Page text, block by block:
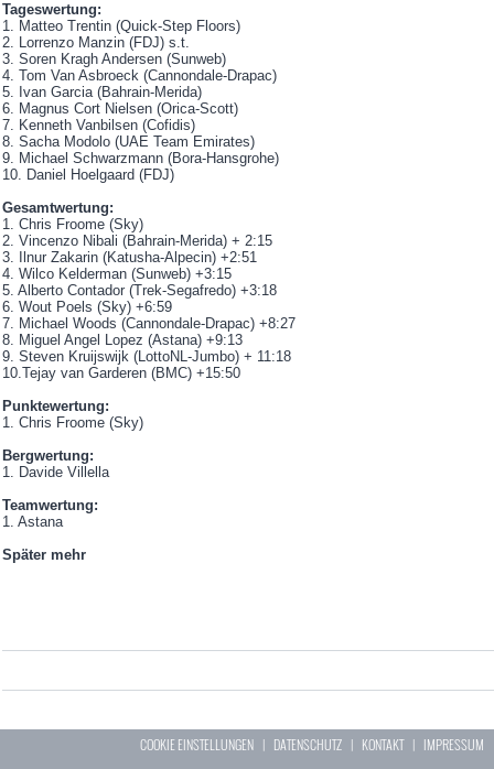
Tageswertung:
1. Matteo Trentin (Quick-Step Floors)
2. Lorrenzo Manzin (FDJ) s.t.
3. Soren Kragh Andersen (Sunweb)
4. Tom Van Asbroeck (Cannondale-Drapac)
5. Ivan Garcia (Bahrain-Merida)
6. Magnus Cort Nielsen (Orica-Scott)
7. Kenneth Vanbilsen (Cofidis)
8. Sacha Modolo (UAE Team Emirates)
9. Michael Schwarzmann (Bora-Hansgrohe)
10. Daniel Hoelgaard (FDJ)
Gesamtwertung:
1. Chris Froome (Sky)
2. Vincenzo Nibali (Bahrain-Merida) + 2:15
3. Ilnur Zakarin (Katusha-Alpecin) +2:51
4. Wilco Kelderman (Sunweb) +3:15
5. Alberto Contador (Trek-Segafredo) +3:18
6. Wout Poels (Sky) +6:59
7. Michael Woods (Cannondale-Drapac) +8:27
8. Miguel Angel Lopez (Astana) +9:13
9. Steven Kruijswijk (LottoNL-Jumbo) + 11:18
10.Tejay van Garderen (BMC) +15:50
Punktewertung:
1. Chris Froome (Sky)
Bergwertung:
1. Davide Villella
Teamwertung:
1. Astana
Später mehr
COOKIE EINSTELLUNGEN | DATENSCHUTZ | KONTAKT| IMPRESSUM